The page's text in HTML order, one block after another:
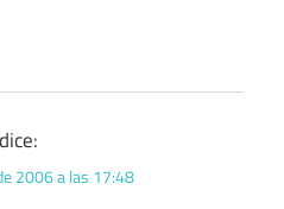
dice:
2006 a las 17:48